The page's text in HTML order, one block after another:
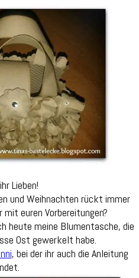
Lieben!
und Weihnachten rückt immer
euren Vorbereitungen?
heute meine Blumentasche, die
Ost gewerkelt habe.
, bei der ihr auch die Anleitung